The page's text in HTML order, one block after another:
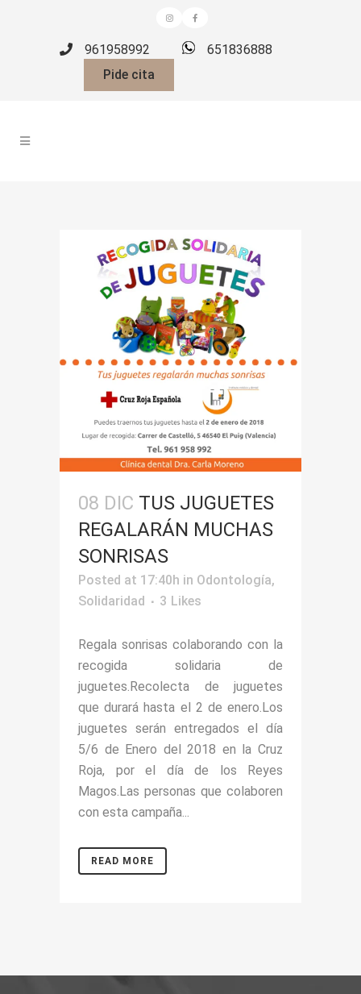
961958992
651836888
Pide cita
08 DIC TUS JUGUETES
REGALARÁN MUCHAS
SONRISAS
Posted at 17:40h in Odontología,
Solidaridad
3 Likes
Regala sonrisas colaborando con la
recogida solidaria de
juguetes.Recolecta de juguetes
que durará hasta el 2 de enero.Los
juguetes serán entregados el día
5/6 de Enero del 2018 en la Cruz
Roja, por el día de los Reyes
Magos.Las personas que colaboren
con esta campaña...
READ MORE